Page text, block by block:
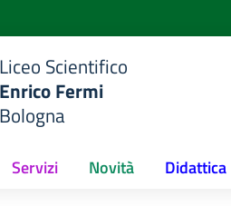
Liceo Scientifico
Enrico Fermi
Bologna
Servizi Novità Didattica